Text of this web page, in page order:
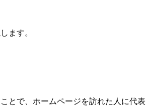
ます。
とで、ホームページを訪れた人に代表